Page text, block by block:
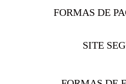
FORMAS DE
SITE